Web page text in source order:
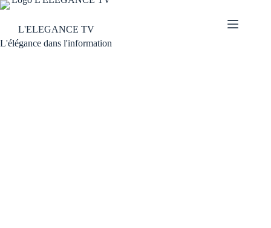
L'ELEGANCE TV
L'élégance dans l'information